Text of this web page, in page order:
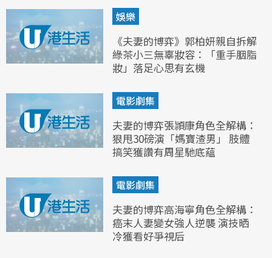
娛樂
《夫妻的博弈》郭柏妍親自拆解
綠茶小三無辜妝容：「重手胭脂
妝」落足心思有玄機
電影劇集
夫妻的博弈張頴康角色全解構：
狠甩30磅演「媽寶渣男」 肢體
搞笑獲讚有周星馳底蘊
電影劇集
夫妻的博弈高海寧角色全解構：
癌末人妻變女強人逆襲 演技晒
冷獲看好爭視后